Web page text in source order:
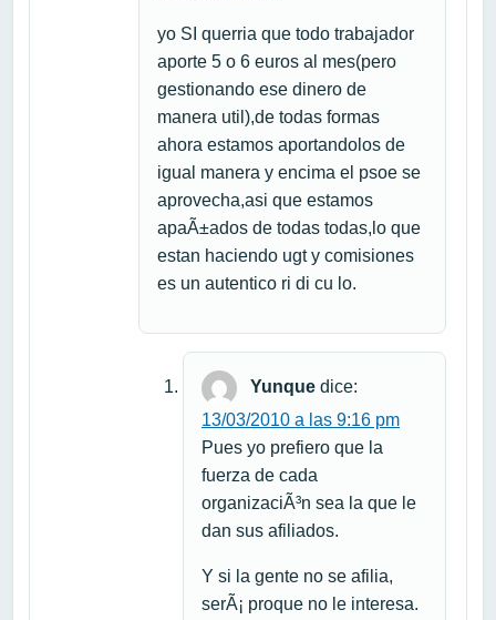
yo SI querria que todo trabajador
aporte 5 o 6 euros al mes(pero
gestionando ese dinero de
manera util),de todas formas
ahora estamos aportandolos de
igual manera y encima el psoe se
aprovecha,asi que estamos
apaÃ±ados de todas todas,lo que
estan haciendo ugt y comisiones
es un autentico ri di cu lo.
Yunque dice:
13/03/2010 a las 9:16 pm
Pues yo prefiero que la
fuerza de cada
organizaciÃ³n sea la que le
dan sus afiliados.
Y si la gente no se afilia,
serÃ¡ proque no le interesa.